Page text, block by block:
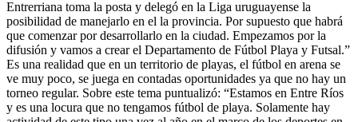
Entrerriana toma la posta y delegó en la Liga uruguayense la
posibilidad de manejarlo en el la provincia. Por supuesto que habrá
que comenzar por desarrollarlo en la ciudad. Empezamos por la
difusión y vamos a crear el Departamento de Fútbol Playa y Futsal.”
Es una realidad que en un territorio de playas, el fútbol en arena se
ve muy poco, se juega en contadas oportunidades ya que no hay un
torneo regular. Sobre este tema puntualizó: “Estamos en Entre Ríos
y es una locura que no tengamos fútbol de playa. Solamente hay